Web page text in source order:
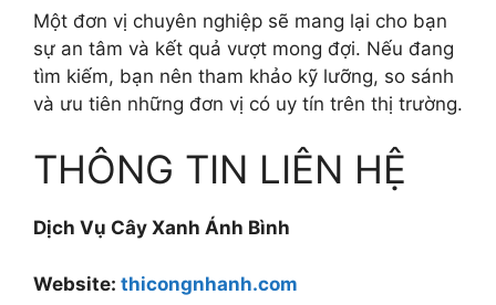
Một đơn vị chuyên nghiệp sẽ mang lại cho bạn
sự an tâm và kết quả vượt mong đợi. Nếu đang
tìm kiếm, bạn nên tham khảo kỹ lưỡng, so sánh
và ưu tiên những đơn vị có uy tín trên thị trường.
THÔNG TIN LIÊN HỆ
Dịch Vụ Cây Xanh Ánh Bình
Website: thicongnhanh.com